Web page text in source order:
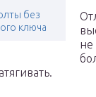
без
ключа
не